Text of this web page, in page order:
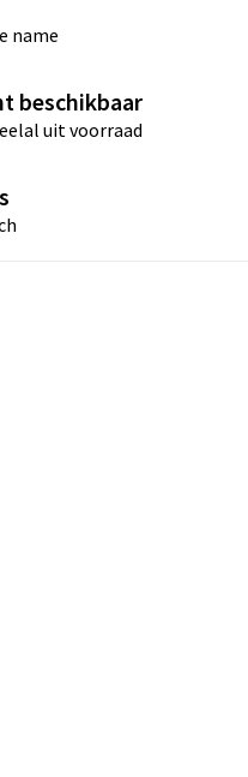
name
beschikbaar
uit voorraad